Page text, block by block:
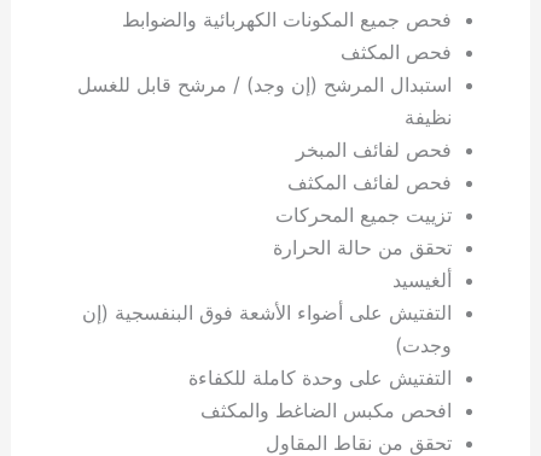
فحص جميع المكونات الكهربائية والضوابط
فحص المكثف
استبدال المرشح (إن وجد) / مرشح قابل للغسل
نظيفة
فحص لفائف المبخر
فحص لفائف المكثف
تزييت جميع المحركات
تحقق من حالة الحرارة
ألغيسيد
التفتيش على أضواء الأشعة فوق البنفسجية (إن
وجدت)
التفتيش على وحدة كاملة للكفاءة
افحص مكبس الضاغط والمكثف
تحقق من نقاط المقاول